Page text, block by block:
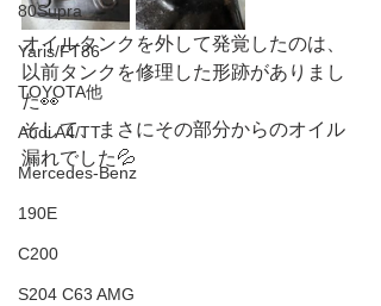
80Supra
Yaris/FT86
TOYOTA他
Audi A4/TT
Mercedes-Benz
190E
C200
S204 C63 AMG
オイルタンクを外して発覚したのは、
以前タンクを修理した形跡がありまし
た👀
そして、まさにその部分からのオイル
漏れでした💦